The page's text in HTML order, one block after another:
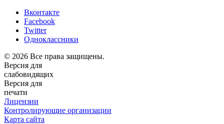
Вконтакте
Facebook
Twitter
Одноклассники
© 2026 Все права защищены.
Версия для
слабовидящих
Версия для
печати
Лицензии
Контролирующие организации
Карта сайта